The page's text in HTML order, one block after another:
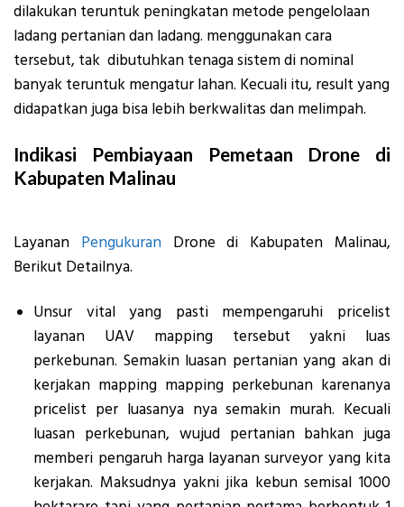
dilakukan teruntuk peningkatan metode pengelolaan
ladang pertanian dan ladang. menggunakan cara
tersebut, tak dibutuhkan tenaga sistem di nominal
banyak teruntuk mengatur lahan. Kecuali itu, result yang
didapatkan juga bisa lebih berkwalitas dan melimpah.
Indikasi Pembiayaan Pemetaan Drone di
Kabupaten Malinau
Layanan PengukuranDrone di Kabupaten Malinau,
Berikut Detailnya.
Unsur vital yang pasti mempengaruhi pricelist
layanan UAV mapping tersebut yakni luas
perkebunan. Semakin luasan pertanian yang akan di
kerjakan mapping mapping perkebunan karenanya
pricelist per luasanya nya semakin murah. Kecuali
luasan perkebunan, wujud pertanian bahkan juga
memberi pengaruh harga layanan surveyor yang kita
kerjakan. Maksudnya yakni jika kebun semisal 1000